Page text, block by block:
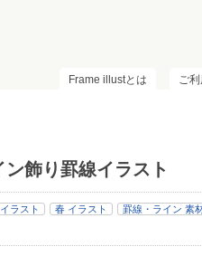
ご
Frame illustとは
飾り罫線イラスト
ラスト 春 イラスト 罫線・ライン 素